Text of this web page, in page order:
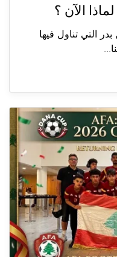
الآن ؟
التي تناول فيها